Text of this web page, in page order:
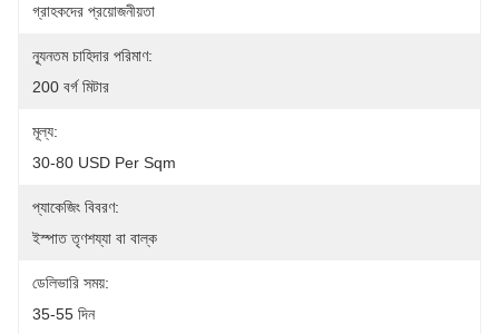
গ্রাহকদের প্রয়োজনীয়তা
ন্যূনতম চাহিদার পরিমাণ:
200 বর্গ মিটার
মূল্য:
30-80 USD Per Sqm
প্যাকেজিং বিবরণ:
ইস্পাত তৃণশয্যা বা বাল্ক
ডেলিভারি সময়:
35-55 দিন